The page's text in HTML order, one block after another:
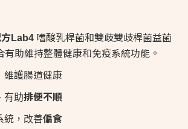
Lab4 嗜酸乳桿菌和雙歧雙歧桿菌益菌
有助維持整體健康和免疫系統功能。
維護腸道健康
有助排便不順
統，改善偏食